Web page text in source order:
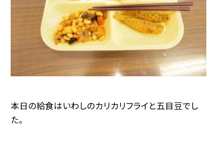
本日の給食はいわしのカリカリフライと五目豆でし
た。